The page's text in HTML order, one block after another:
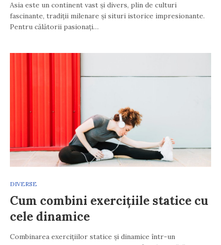
Asia este un continent vast și divers, plin de culturi
fascinante, tradiții milenare și situri istorice impresionante.
Pentru călătorii pasionați…
DIVERSE
Cum combini exercițiile statice cu
cele dinamice
Combinarea exercițiilor statice și dinamice într-un